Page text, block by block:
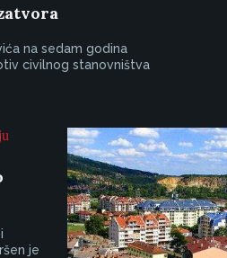
na sedam godina
civilnog stanovništva
je